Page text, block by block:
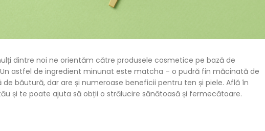
dintre noi ne orientăm către produsele cosmetice pe bază de
astfel de ingredient minunat este matcha – o pudră fin măcinată de
băutură, dar are și numeroase beneficii pentru ten și piele. Află în
și te poate ajuta să obții o strălucire sănătoasă și fermecătoare.